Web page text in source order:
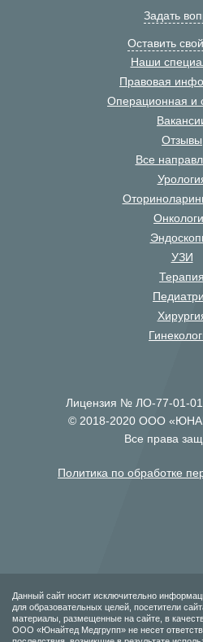
Задать
Оставить
Наши
Правовая
Операционная и
Отзывы
Все
УЗИ
Терапия
Лицензия № ЛО-77-01-
© 2018-2020 ООО
Все права
Политика по обработке
Данный сайт носит исключительно
для образовательных целей, посетители
материалы, размещенные на сайте, в
ООО «Юнайтед Медгрупп» не несет